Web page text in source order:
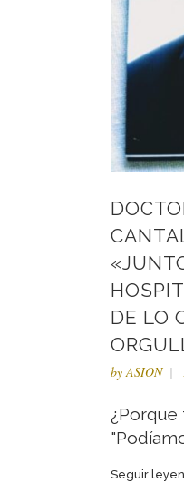
DE LO
byASION
¿Porque
Seguir